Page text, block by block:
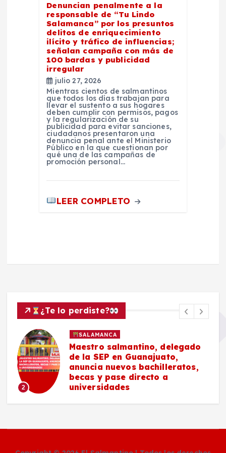
Denuncian penalmente a la
responsable de “Tu Lindo
Salamanca” por los presuntos
delitos de enriquecimiento
ilícito y tráfico de influencias;
señalan campaña con más de
100 bardas y publicidad
irregular
julio 27, 2026
Mientras cientos de salmantinos
que todos los días trabajan para
llevar el sustento a sus hogares
deben cumplir con permisos, pagos
y la regularización de su
publicidad para evitar sanciones,
ciudadanos presentaron una
denuncia penal ante el Ministerio
Público en la que cuestionan por
qué una de las campañas de
promoción personal…
LEER COMPLETO
¿Te lo perdiste?
2
SALAMANCA
Maestro salmantino, delegado
de la SEP en Guanajuato,
anuncia nuevos bachilleratos,
becas y pase directo a
universidades